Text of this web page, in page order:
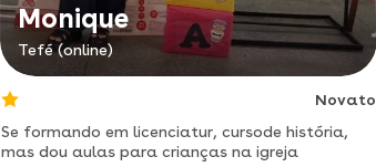
Monique
Tefé (online)
Novato
Se formando em licenciatur, cursode história,
mas dou aulas para crianças na igreja